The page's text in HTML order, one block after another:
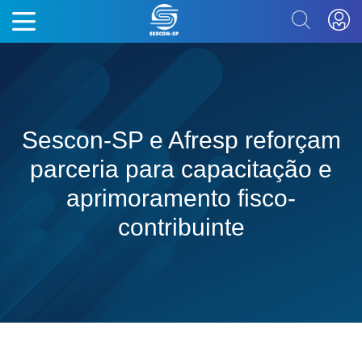
Sescon-SP e Afresp reforçam
parceria para capacitação e
aprimoramento fisco-
contribuinte